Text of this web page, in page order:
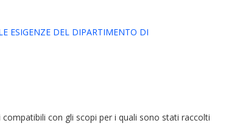
ESIGENZE DEL DIPARTIMENTO DI
con gli scopi per i quali sono stati raccolti